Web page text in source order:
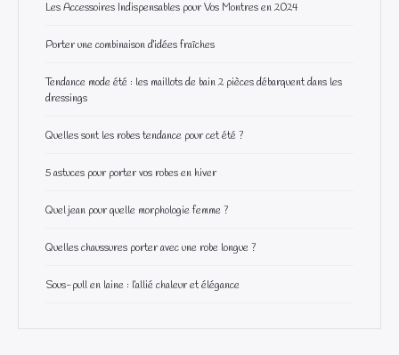
Les Accessoires Indispensables pour Vos Montres en 2024
Porter une combinaison d’idées fraîches
Tendance mode été : les maillots de bain 2 pièces débarquent dans les
dressings
Quelles sont les robes tendance pour cet été ?
5 astuces pour porter vos robes en hiver
Quel jean pour quelle morphologie femme ?
Quelles chaussures porter avec une robe longue ?
Sous-pull en laine : l’allié chaleur et élégance